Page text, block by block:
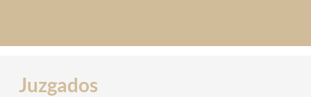
Juzgados